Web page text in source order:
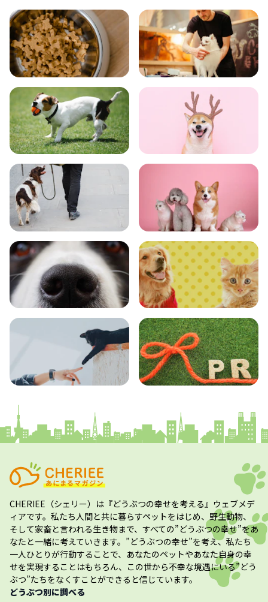
飼い方 健康
食事 お手入れ
トレーニング グッズ
おでかけ 図鑑
エンタメ クイズ
CHERIEE（シェリー） は『どうぶつの幸せを考える』ウェブメデ
ィアです。私たち人間と共に暮らすペットをはじめ、野生動物、
そして家畜と言われる生き物まで、すべての”どうぶつの幸せ”をあ
なたと一緒に考えていきます。”どうぶつの幸せ”を考え、私たち
一人ひとりが行動することで、あなたのペットやあなた自身の幸
せを実現することはもちろん、この世から不幸な境遇にいる”どう
ぶつ”たちをなくすことができると信じています。
どうぶつ別に調べる